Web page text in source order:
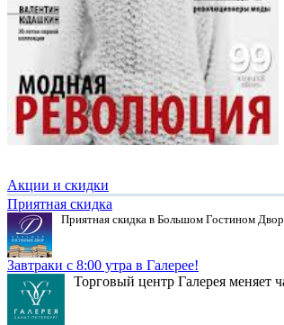
Акции и скидки
Приятная скидка
Приятная скидка в Большом Гостином
Завтраки с 8:00 утра в Галерее!
Торговый центр Галерея меняет